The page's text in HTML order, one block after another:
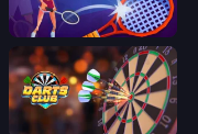
Power Badminton